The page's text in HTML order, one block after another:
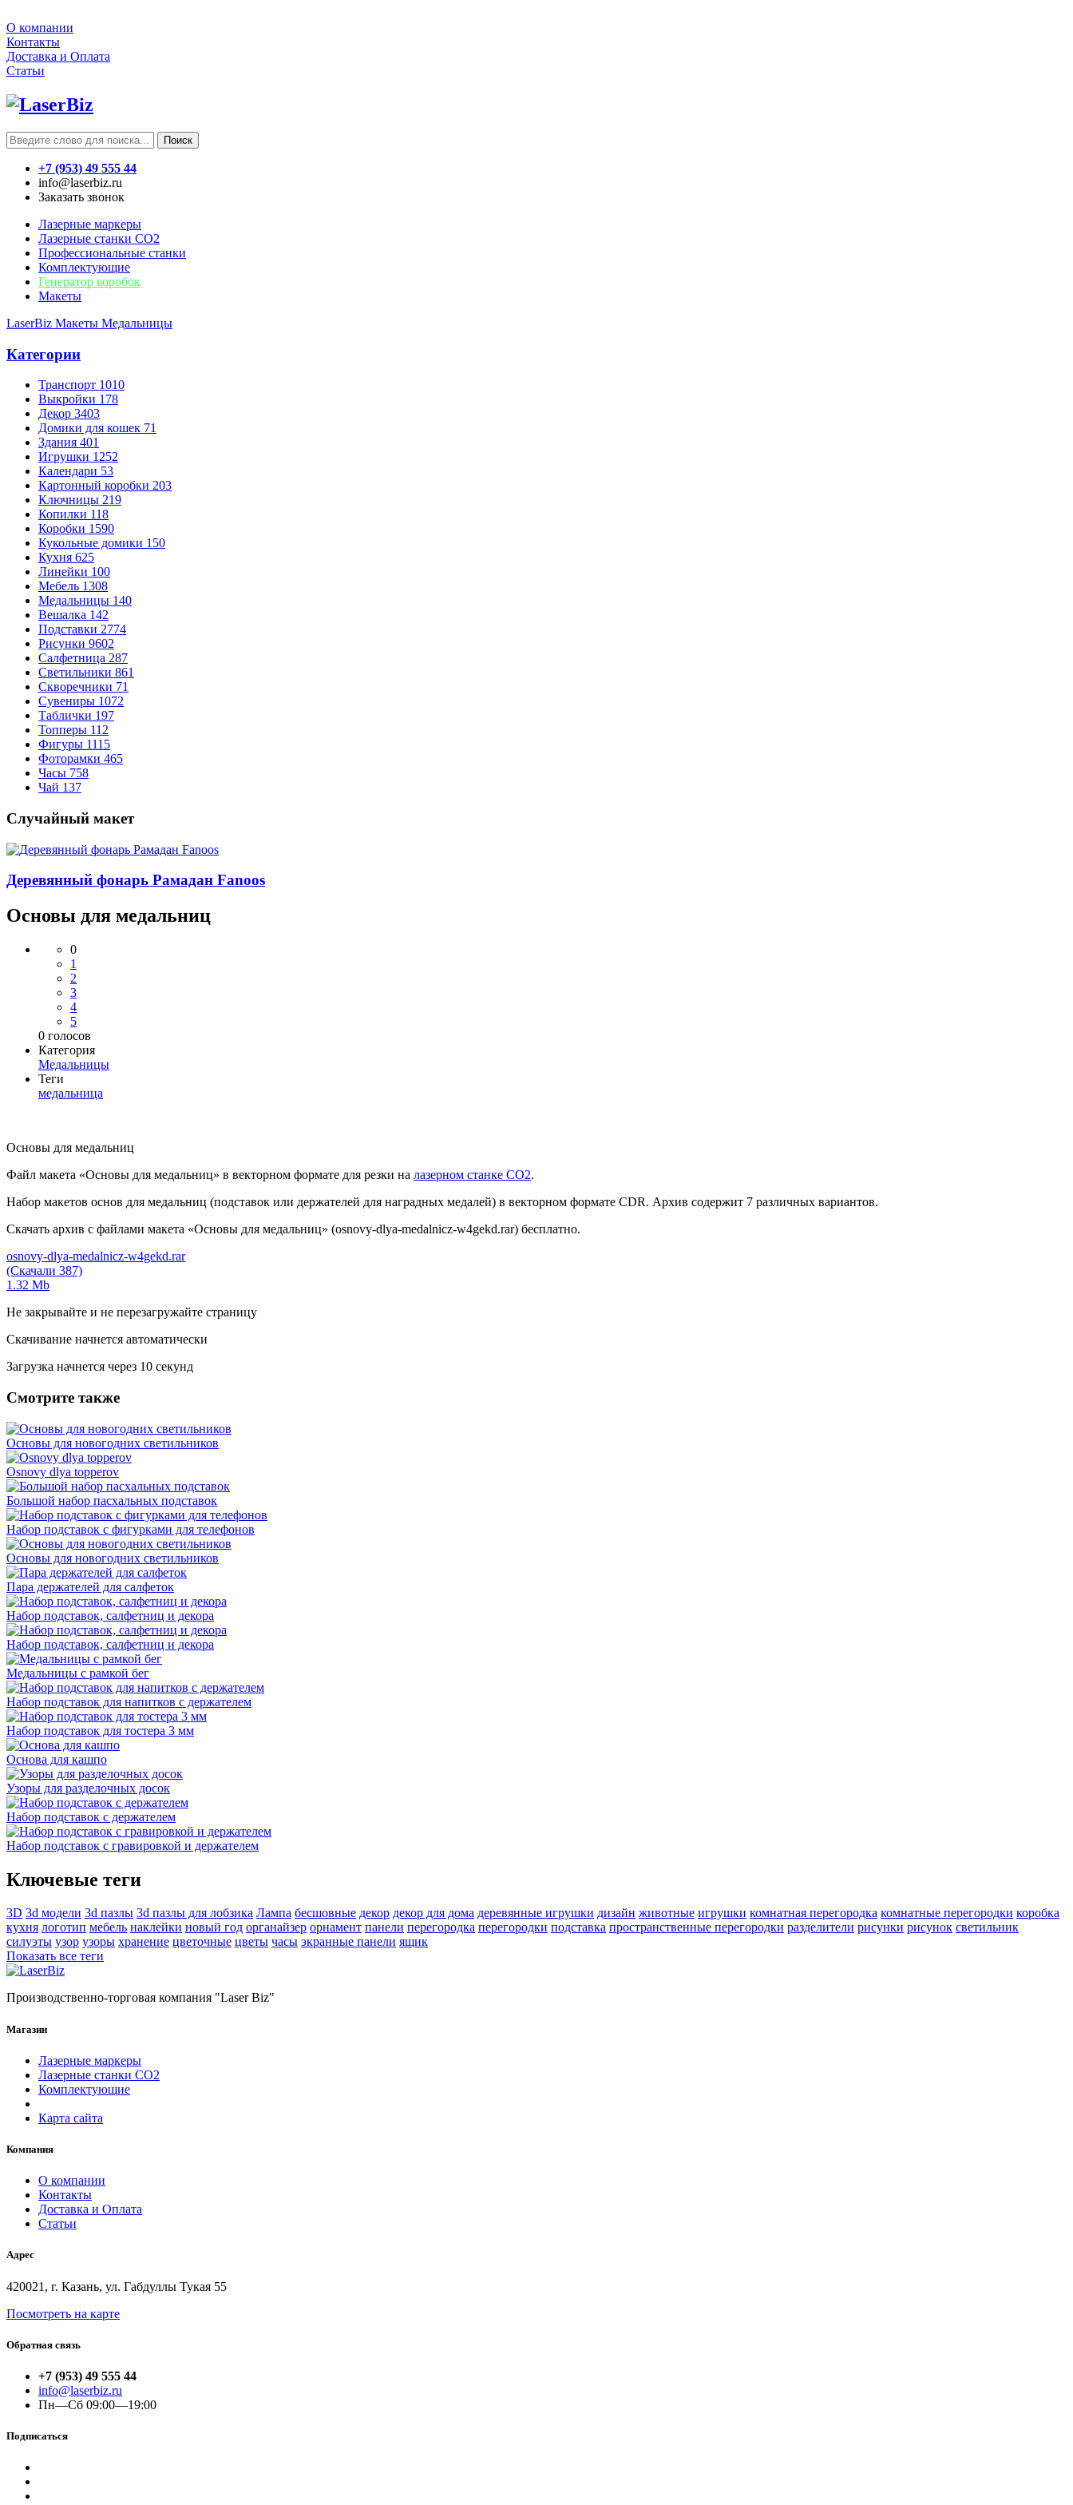
О компании
Контакты
Доставка и Оплата
Статьи
Поиск
+7 (953) 49 555 44
info@laserbiz.ru
Заказать звонок
Лазерные маркеры
Лазерные станки CO2
Профессиональные станки
Комплектующие
Генератор коробок
Макеты
LaserBiz Макеты Медальницы
Категории
Транспорт 1010
Выкройки 178
Декор 3403
Домики для кошек 71
Здания 401
Игрушки 1252
Календари 53
Картонный коробки 203
Ключницы 219
Копилки 118
Коробки 1590
Кукольные домики 150
Кухня 625
Линейки 100
Мебель 1308
Медальницы 140
Вешалка 142
Подставки 2774
Рисунки 9602
Салфетница 287
Светильники 861
Скворечники 71
Сувениры 1072
Таблички 197
Топперы 112
Фигуры 1115
Фоторамки 465
Часы 758
Чай 137
Случайный макет
Деревянный фонарь Рамадан Fanoos
Основы для медальниц
0
1
2
3
4
5
0 голосов
Категория
Медальницы
Теги
медальница
Основы для медальниц
Файл макета «Основы для медальниц» в векторном формате для резки на лазерном станке СО2.
Набор макетов основ для медальниц (подставок или держателей для наградных медалей) в векторном формате CDR. Архив содержит 7 различных вариантов.
Скачать архив с файлами макета «Основы для медальниц» (osnovy-dlya-medalnicz-w4gekd.rar) бесплатно.
osnovy-dlya-medalnicz-w4gekd.rar
(Скачали 387)
1.32 Mb
Не закрывайте и не перезагружайте страницу
Скачивание начнется автоматически
Загрузка начнется через 10 секунд
Смотрите также
Основы для новогодних светильников
Osnovy dlya topperov
Большой набор пасхальных подставок
Набор подставок с фигурками для телефонов
Основы для новогодних светильников
Пара держателей для салфеток
Набор подставок, салфетниц и декора
Набор подставок, салфетниц и декора
Медальницы с рамкой бег
Набор подставок для напитков с держателем
Набор подставок для тостера 3 мм
Основа для кашпо
Узоры для разделочных досок
Набор подставок с держателем
Набор подставок с гравировкой и держателем
Ключевые теги
3D 3d модели 3d пазлы 3d пазлы для лобзика Лампа бесшовные декор декор для дома деревянные игрушки дизайн животные игрушки комнатная перегородка комнатные перегородки коробка
кухня логотип мебель наклейки новый год органайзер орнамент панели перегородка перегородки подставка пространственные перегородки разделители рисунки рисунок светильник
силуэты узор узоры хранение цветочные цветы часы экранные панели ящик
Показать все теги
Производственно-торговая компания "Laser Biz"
Магазин
Лазерные маркеры
Лазерные станки СО2
Комплектующие
Карта сайта
Компания
О компании
Контакты
Доставка и Оплата
Статьи
Адрес
420021, г. Казань, ул. Габдуллы Тукая 55
Посмотреть на карте
Обратная связь
+7 (953) 49 555 44
info@laserbiz.ru
Пн—Сб 09:00—19:00
Подписаться